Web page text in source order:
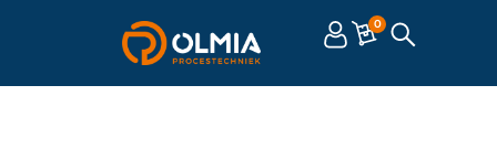
0